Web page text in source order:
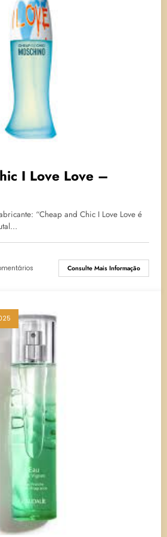
I Love Love –
“Cheap and Chic I Love Love é
Consulte Mais Informação